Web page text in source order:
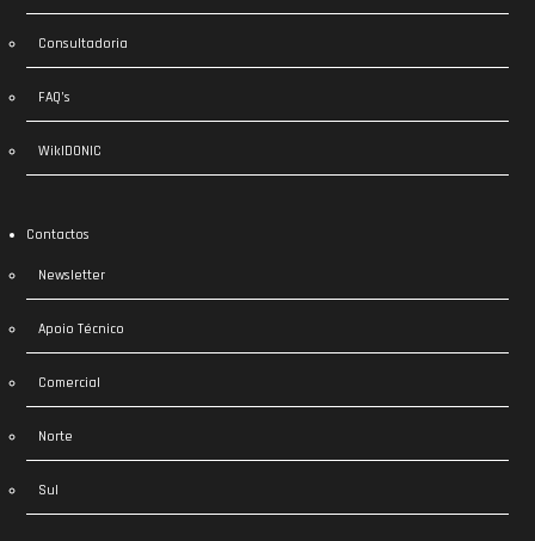
Consultadoria
FAQ’s
WikIDONIC
Contactos
Newsletter
Apoio Técnico
Comercial
Norte
Sul